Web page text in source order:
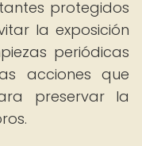
protegidos
la exposición
periódicas
acciones que
preservar la